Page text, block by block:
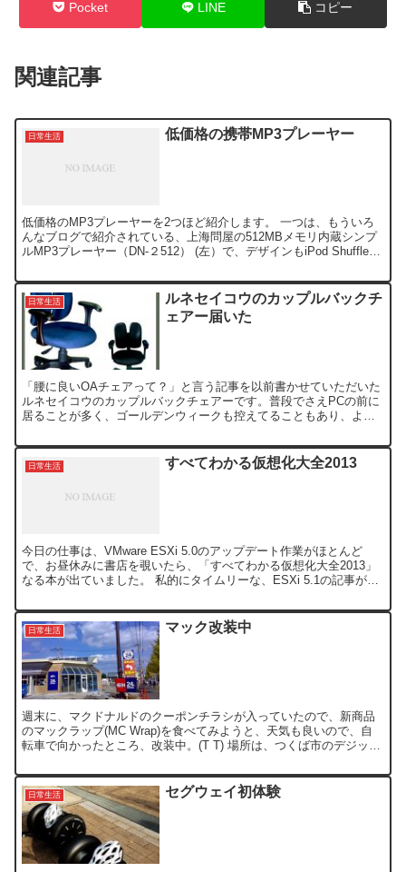
Pocket LINE コピー
関連記事
日常生活 低価格の携帯MP3プレーヤー
低価格のMP3プレーヤーを2つほど紹介します。 一つは、もういろ
んなブログで紹介されている、上海問屋の512MBメモリ内蔵シンプ
ルMP3プレーヤー（DN-２512） (左）で、デザインもiPod Shuffle風
日常生活
ルネセイコウのカップルバックチ
ェアー届いた
「腰に良いOAチェアって？」と言う記事を以前書かせていただいた
ルネセイコウのカップルバックチェアーです。普段でさえPCの前に
居ることが多く、ゴールデンウィークも控えてることもあり、よう
日常生活 すべてわかる仮想化大全2013
今日の仕事は、VMware ESXi 5.0のアップデート作業がほとんど
で、お昼休みに書店を覗いたら、「すべてわかる仮想化大全2013」
なる本が出ていました。 私的にタイムリーな、ESXi 5.1の記事が掲
日常生活 マック改装中
週末に、マクドナルドのクーポンチラシが入っていたので、新商品
のマックラップ(MC Wrap)を食べてみようと、天気も良いので、自
転車で向かったところ、改装中。(T T) 場所は、つくば市のデジック
日常生活 セグウェイ初体験